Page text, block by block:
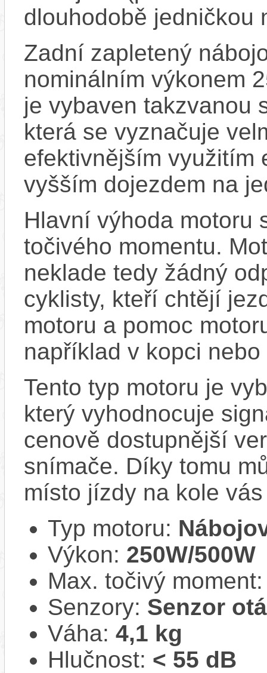
dlouhodobě jedničkou
Zadní zapletený
nominálním výkonem
je vybaven takzvanou
která se vyznačuje
efektivnějším využitím
vyšším dojezdem na
Hlavní výhoda motoru
točivého momentu.
neklade tedy žádný
cyklisty, kteří chtějí
motoru a pomoc
například v kopci
Tento typ motoru je
který vyhodnocuje
cenově dostupnější
snímače. Díky tomu
místo jízdy na kole
Typ motoru:
Výkon: 250W/500W
Max. točivý
Senzory: Senzor
Váha: 4,1 kg
Hlučnost: < 55 dB